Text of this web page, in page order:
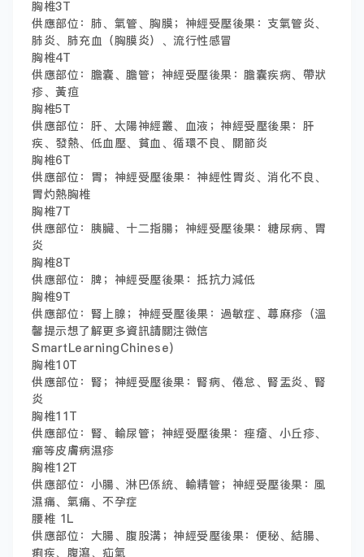
胸椎3T
供應部位：肺、氣管、胸膜；神經受壓後果：支氣管炎、
肺炎、肺充血（胸膜炎）、流行性感冒
胸椎4T
供應部位：膽囊、膽管；神經受壓後果：膽囊疾病、帶狀
疹、黃疸
胸椎5T
供應部位：肝、太陽神經叢、血液；神經受壓後果：肝
疾、發熱、低血壓、貧血、循環不良、關節炎
胸椎6T
供應部位：胃；神經受壓後果：神經性胃炎、消化不良、
胃灼熱胸椎
胸椎7T
供應部位：胰臟、十二指腸；神經受壓後果：糖尿病、胃
炎
胸椎8T
供應部位：脾；神經受壓後果：抵抗力減低
胸椎9T
供應部位：腎上腺；神經受壓後果：過敏症、蕁麻疹（溫
馨提示想了解更多資訊請關注微信
SmartLearningChinese)
胸椎10T
供應部位：腎；神經受壓後果：腎病、倦怠、腎盂炎、腎
炎
胸椎11T
供應部位：腎、輸尿管；神經受壓後果：痤瘡、小丘疹、
癤等皮膚病濕疹
胸椎12T
供應部位：小腸、淋巴係統、輸精管；神經受壓後果：風
濕痛、氣痛、不孕症
腰椎 1L
供應部位：大腸、腹股溝；神經受壓後果：便秘、結腸、
痢疾、腹瀉、疝氣